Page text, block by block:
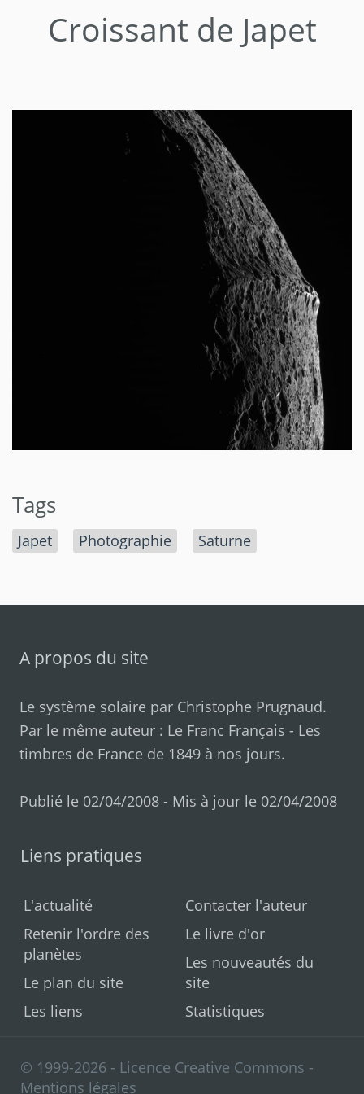
Croissant de Japet
Tags
Japet Photographie Saturne
A propos du site
Le système solaire par Christophe Prugnaud.
Par le même auteur : Le Franc Français - Les
timbres de France de 1849 à nos jours.
Publié le 02/04/2008 - Mis à jour le 02/04/2008
Liens pratiques
L'actualité
Retenir l'ordre des
planètes
Le plan du site
Les liens
Contacter l'auteur
Le livre d'or
Les nouveautés du
site
Statistiques
© 1999-2026 - Licence Creative Commons -
Mentions légales